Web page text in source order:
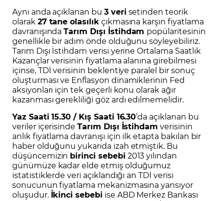
Aynı anda açıklanan bu 3 veri setinden teorik
olarak 27 tane olasılık çıkmasına karşın fiyatlama
davranışındaTarım Dışı İstihdam popülaritesinin
genellikle bir adım önde olduğunu söyleyebiliriz.
Tarım Dışı İstihdam verisi yerine Ortalama Saatlik
Kazançlar verisinin fiyatlama alanına girebilmesi
içinse, TDİ verisinin beklentiye paralel bir sonuç
oluşturması ve Enflasyon dinamiklerinin Fed
aksiyonları için tek geçerli konu olarak ağır
kazanması gerekliliği göz ardı edilmemelidir.
Yaz Saati 15.30 / Kış Saati 16.30’da açıklanan bu
veriler içerisindeTarım Dışı İstihdam verisinin
anlık fiyatlama davranışı için ilk etapta bakılan bir
haber olduğunu yukarıda izah etmiştik. Bu
düşüncemizin birinci sebebi 2013 yılından
günümüze kadar elde etmiş olduğumuz
istatistiklerde veri açıklandığı an TDİ verisi
sonucunun fiyatlama mekanizmasına yansıyor
oluşudur. İkinci sebebi ise ABD Merkez Bankası